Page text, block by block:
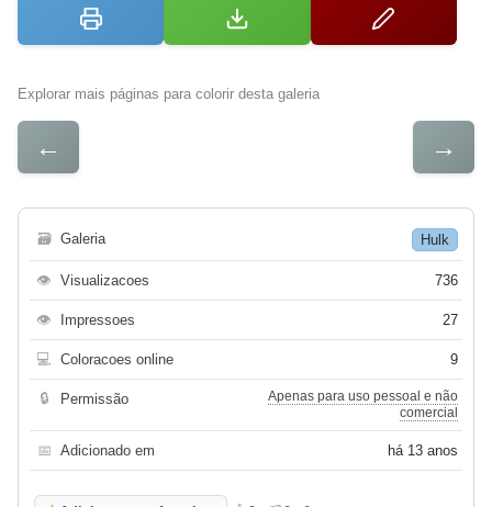
Explorar mais páginas para colorir desta galeria
← →
🗃 Galeria Hulk
👁 Visualizacoes 736
👁 Impressoes 27
💻 Coloracoes online 9
🔒 Permissão
Apenas para uso pessoal e não
comercial
📅 Adicionado em há 13 anos